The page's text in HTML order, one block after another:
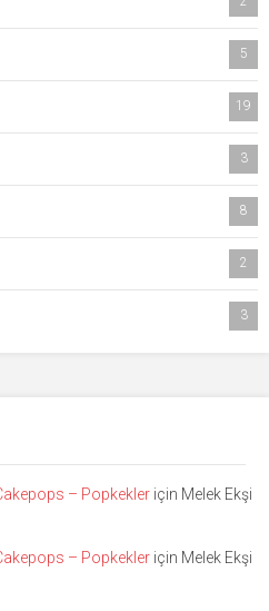
5
19
3
8
2
3
– Popkekler için Melek Ekşi
– Popkekler için Melek Ekşi